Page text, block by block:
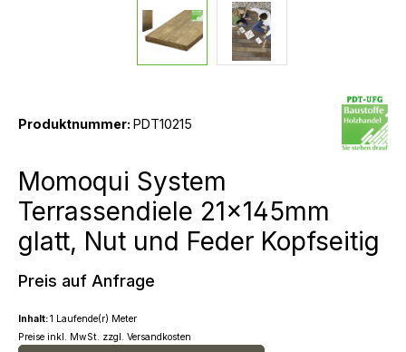
Produktnummer: PDT10215
Momoqui System
Terrassendiele 21x145mm
glatt, Nut und Feder Kopfseitig
Preis auf Anfrage
Inhalt:1 Laufende(r) Meter
Preise inkl. MwSt. zzgl. Versandkosten